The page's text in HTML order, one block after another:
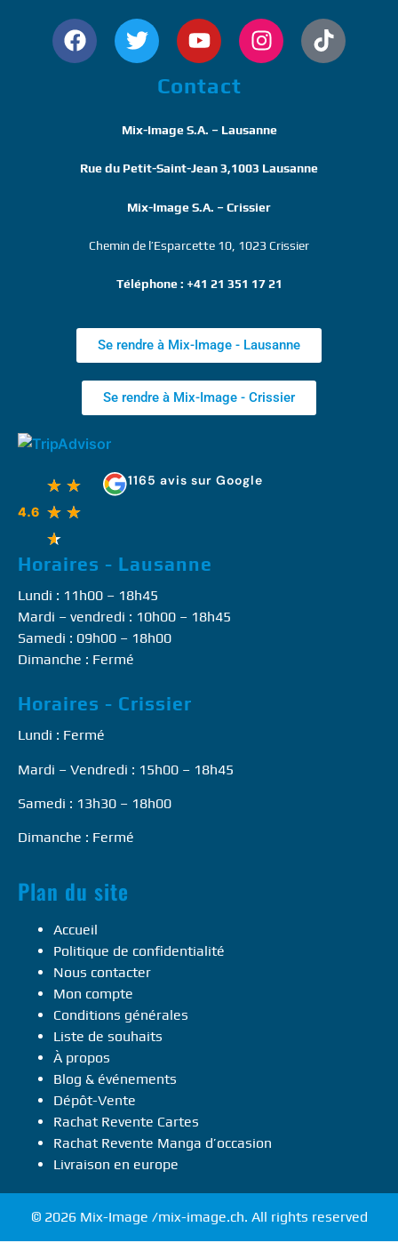
Contact
Mix-Image S.A. – Lausanne
Rue du Petit-Saint-Jean 3,1003 Lausanne
Mix-Image S.A. – Crissier
Chemin de l’Esparcette 10, 1023 Crissier
Téléphone : +41 21 351 17 21
Se rendre à Mix-Image - Lausanne
Se rendre à Mix-Image - Crissier
4.6
★ ★
★ ★
★
1165 avis sur Google
Horaires - Lausanne
Lundi : 11h00 – 18h45
Mardi – vendredi : 10h00 – 18h45
Samedi : 09h00 – 18h00
Dimanche : Fermé
Horaires - Crissier
Lundi : Fermé
Mardi – Vendredi : 15h00 – 18h45
Samedi : 13h30 – 18h00
Dimanche : Fermé
Plan du site
Accueil
Politique de confidentialité
Nous contacter
Mon compte
Conditions générales
Liste de souhaits
À propos
Blog & événements
Dépôt-Vente
Rachat Revente Cartes
Rachat Revente Manga d’occasion
Livraison en europe
© 2026 Mix-Image /mix-image.ch. All rights reserved